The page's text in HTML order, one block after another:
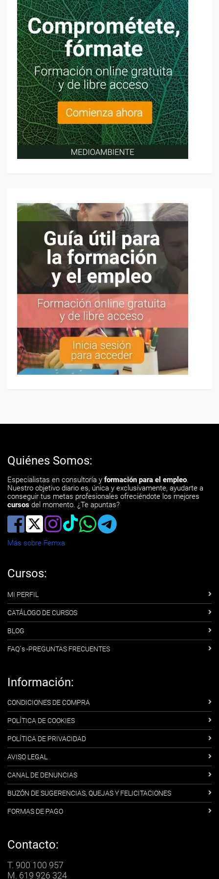
Quiénes Somos:
Especialistas en consultoría y formación para el empleo.
Nuestro objetivo diario es, única y exclusivamente, ayudarte a
conseguir tus metas profesionales ofreciéndote los mejores
cursos del momento. ¿Te apuntas?
Más sobre Femxa
Cursos:
MI PERFIL
CATÁLOGO DE CURSOS
BLOG
FAQ´s -PREGUNTAS FRECUENTES
Información:
CONDICIONES DE COMPRA
POLÍTICA DE COOKIES
POLÍTICA DE PRIVACIDAD
AVISO LEGAL
CANAL DE DENUNCIAS
BUZÓN DE SUGERENCIAS, QUEJAS Y FELICITACIONES
FORMAS DE PAGO
Contacto:
T. 900 100 957
M. 619 926 324